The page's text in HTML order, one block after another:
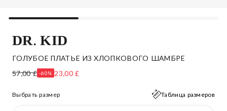
DR. KID
ГОЛУБОЕ ПЛАТЬЕ ИЗ ХЛОПКОВОГО ШАМБРЕ
57,00 £ -60% 23,00 £
Выбрать размер Таблица размеров